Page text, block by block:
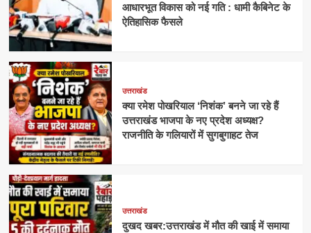
आधारभूत विकास को नई गति : धामी कैबिनेट के
ऐतिहासिक फैसले
उत्तराखंड
क्या रमेश पोखरियाल ‘निशंक’ बनने जा रहे हैं
उत्तराखंड भाजपा के नए प्रदेश अध्यक्ष?
राजनीति के गलियारों में सुगबुगाहट तेज
उत्तराखंड
दुखद खबर:उत्तराखंड में मौत की खाई में समाया